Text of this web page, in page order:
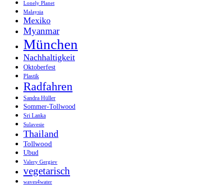
Lonely Planet
Malaysia
Mexiko
Myanmar
München
Nachhaltigkeit
Oktoberfest
Plastik
Radfahren
Sandra Hüller
Sommer-Tollwood
Sri Lanka
Sulavesie
Thailand
Tollwood
Ubud
Valery Gergiev
vegetarisch
waves4water